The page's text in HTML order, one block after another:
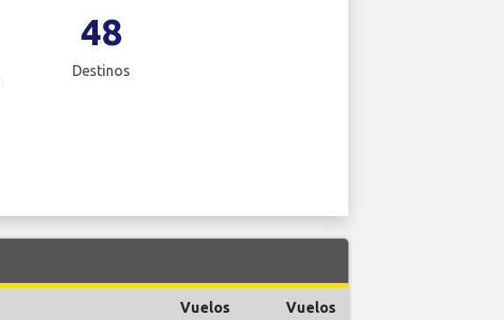
48
Destinos
Vuelos
Vuelos